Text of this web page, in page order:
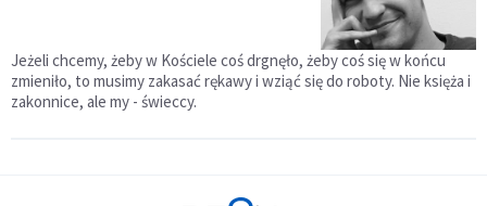
Jeżeli chcemy, żeby w Kościele coś drgnęło, żeby coś się w końcu
zmieniło, to musimy zakasać rękawy i wziąć się do roboty. Nie księża i
zakonnice, ale my - świeccy.